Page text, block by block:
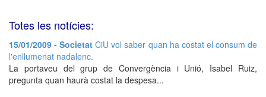
Totes les notícies:
15/01/2009 - SocietatCiU vol saber quan ha costat el consum de
l'enllumenat nadalenc.
La portaveu del grup de Convergència i Unió, Isabel Ruiz,
pregunta quan haurà costat la despesa...